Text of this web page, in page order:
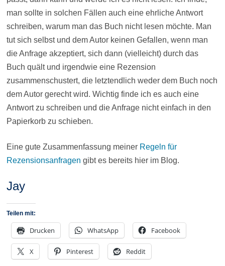
man sollte in solchen Fällen auch eine ehrliche Antwort
schreiben, warum man das Buch nicht lesen möchte. Man
tut sich selbst und dem Autor keinen Gefallen, wenn man
die Anfrage akzeptiert, sich dann (vielleicht) durch das
Buch quält und irgendwie eine Rezension
zusammenschustert, die letztendlich weder dem Buch noch
dem Autor gerecht wird. Wichtig finde ich es auch eine
Antwort zu schreiben und die Anfrage nicht einfach in den
Papierkorb zu schieben.
Eine gute Zusammenfassung meiner Regeln für
Rezensionsanfragen gibt es bereits hier im Blog.
Jay
Teilen mit:
Drucken WhatsApp Facebook
X Pinterest Reddit